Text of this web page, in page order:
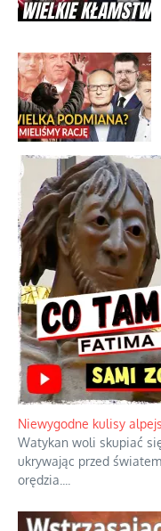
Niewygodne kulisy
Watykan woli skupiać
ukrywając przed
orędzia.